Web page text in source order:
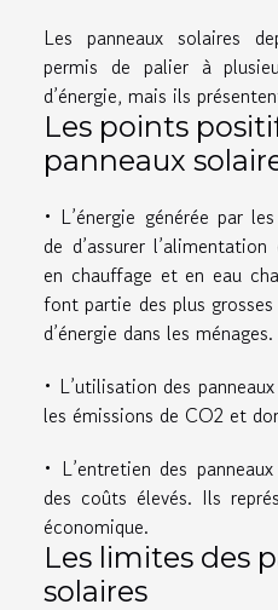
Les panneaux solaires
permis de palier à
d’énergie, mais ils
Les points
panneaux
• L’énergie générée par
de d’assurer
en chauffage et en eau
font partie des plus
d’énergie dans les ménages.
• L’utilisation des
les émissions de CO2 et
• L’entretien des
des coûts élevés. Ils
économique.
Les limites des
solaires